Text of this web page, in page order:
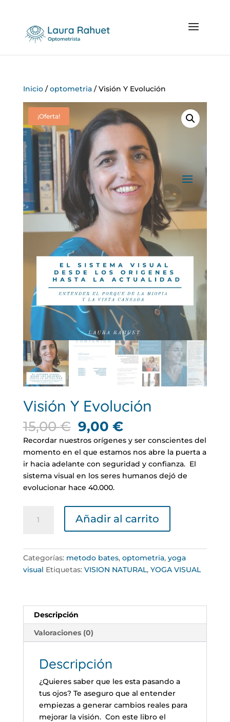
Inicio/optometria/ Visión Y Evolución
¡Oferta!
Visión Y Evolución
15,00€ El
precio
original
era:
15,00 €.
9,00 €El
precio
actual
es:
9,00 €.
Recordar nuestros orígenes y ser conscientes del
momento en el que estamos nos abre la puerta a
ir hacia adelante con seguridad y confianza. El
sistema visual en los seres humanos dejó de
evolucionar hace 40.000.
cantidad
Añadir al carrito
Categorías: metodo bates, optometria, yoga
visual Etiquetas: VISION NATURAL, YOGA VISUAL
Descripción
Valoraciones (0)
Descripción
¿Quieres saber que les esta pasando a
tus ojos? Te aseguro que al entender
empiezas a generar cambios reales para
mejorar la visión. Con este libro el